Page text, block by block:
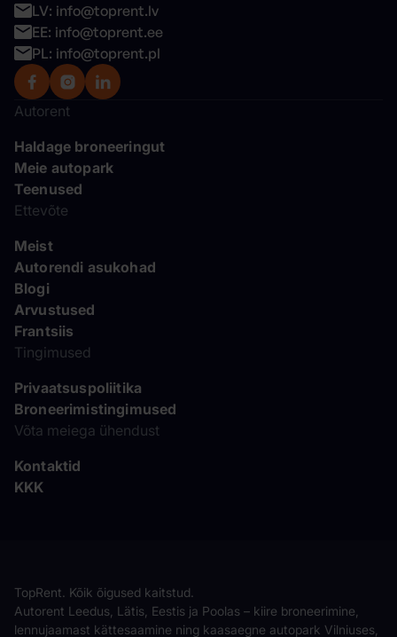
LV: info@toprent.lv
EE: info@toprent.ee
PL: info@toprent.pl
Autorent
Haldage broneeringut
Meie autopark
Teenused
Ettevõte
Meist
Autorendi asukohad
Blogi
Arvustused
Frantsiis
Tingimused
Privaatsuspoliitika
Broneerimistingimused
Võta meiega ühendust
Kontaktid
KKK
TopRent. Kõik õigused kaitstud.
Autorent Leedus, Lätis, Eestis ja Poolas – kiire broneerimine,
lennujaamast kättesaamine ning kaasaegne autopark Vilniuses,